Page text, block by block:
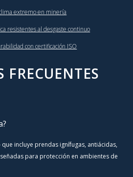
extremo en minería
resistentes al desgaste continuo
con certificación ISO
FRECUENTES
incluye prendas ignífugas, antiácidas,
para protección en ambientes de